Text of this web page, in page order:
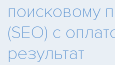
поисковому
(SEO) с
результат